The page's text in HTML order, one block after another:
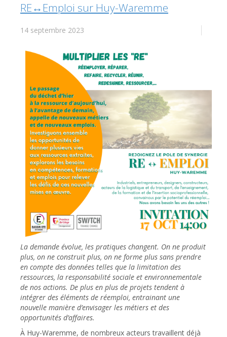
RE↔Emploi sur Huy-Waremme
14 septembre 2023
La demande évolue, les pratiques changent. On ne produit
plus, on ne construit plus, on ne forme plus sans prendre
en compte des données telles que la limitation des
ressources, la responsabilité sociale et environnementale
de nos actions. De plus en plus de projets tendent à
intégrer des éléments de réemploi, entrainant une
nouvelle manière d’envisager les métiers et des
opportunités d’affaires.
À Huy-Waremme, de nombreux acteurs travaillent déjà